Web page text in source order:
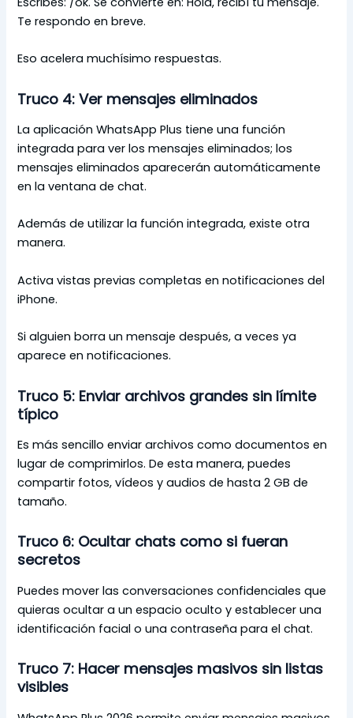
Te respondo en breve.
Eso acelera muchísimo respuestas.
Truco 4: Ver mensajes eliminados
La aplicación WhatsApp Plus tiene una función
integrada para ver los mensajes eliminados; los
mensajes eliminados aparecerán automáticamente
en la ventana de chat.
Además de utilizar la función integrada, existe otra
manera.
Activa vistas previas completas en notificaciones del
iPhone.
Si alguien borra un mensaje después, a veces ya
aparece en notificaciones.
Truco 5: Enviar archivos grandes sin límite
típico
Es más sencillo enviar archivos como documentos en
lugar de comprimirlos. De esta manera, puedes
compartir fotos, vídeos y audios de hasta 2 GB de
tamaño.
Truco 6: Ocultar chats como si fueran
secretos
Puedes mover las conversaciones confidenciales que
quieras ocultar a un espacio oculto y establecer una
identificación facial o una contraseña para el chat.
Truco 7: Hacer mensajes masivos sin listas
visibles